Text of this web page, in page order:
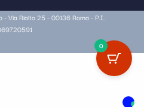
- Via Rialto 25 - 00136 Roma - P.I.
0